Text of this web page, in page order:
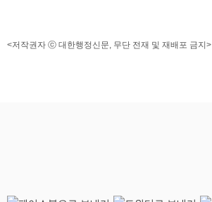
<저작권자 ⓒ 대한행정신문, 무단 전재 및 재배포 금지>